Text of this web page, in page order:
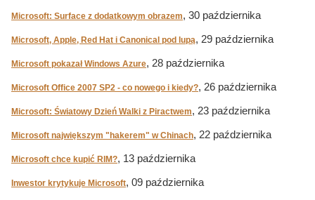
Microsoft: Surface z dodatkowym obrazem, 30 października
Microsoft, Apple, Red Hat i Canonical pod lupą, 29 października
Microsoft pokazał Windows Azure, 28 października
Microsoft Office 2007 SP2 - co nowego i kiedy?, 26 października
Microsoft: Światowy Dzień Walki z Piractwem, 23 października
Microsoft największym "hakerem" w Chinach, 22 października
Microsoft chce kupić RIM?, 13 października
Inwestor krytykuje Microsoft, 09 października